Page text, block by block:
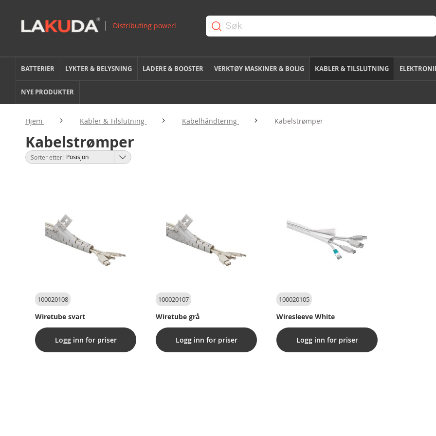
BATTERIER LYKTER & BELYSNING LADERE & BOOSTER VERKTØY MASKINER & BOLIG KABLER & TILSLUTNING
NYE PRODUKTER
Hjem Kabler & Tilslutning Kabelhåndtering Kabelstrømper
Kabelstrømper
Sorter etter
100020108
Wiretube svart
Logg inn for priser
100020107
Wiretube grå
Logg inn for priser
100020105
Wiresleeve White
Logg inn for priser